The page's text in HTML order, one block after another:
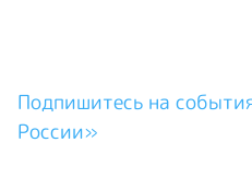
Подпишитесь на
России»